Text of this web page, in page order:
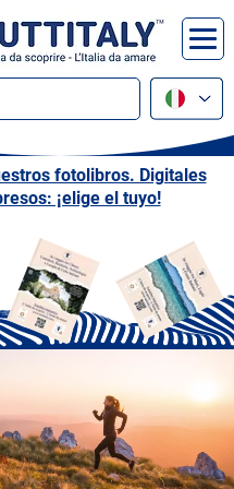
fotolibros. Digitales
¡elige el tuyo!